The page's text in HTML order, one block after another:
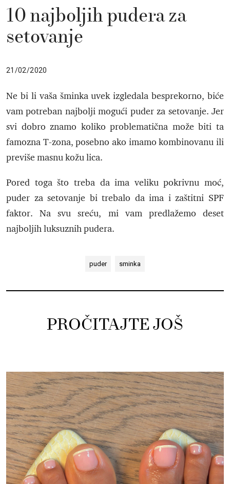
10 najboljih pudera za
setovanje
21/02/2020
Ne bi li vaša šminka uvek izgledala besprekorno, biće
vam potreban najbolji mogući puder za setovanje. Jer
svi dobro znamo koliko problematična može biti ta
famozna T-zona, posebno ako imamo kombinovanu ili
previše masnu kožu lica.
Pored toga što treba da ima veliku pokrivnu moć,
puder za setovanje bi trebalo da ima i zaštitni SPF
faktor. Na svu sreću, mi vam predlažemo deset
najboljih luksuznih pudera.
puder sminka
PROČITAJTE JOŠ